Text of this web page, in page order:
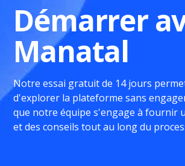
Démarrer
Manatal
Notre essai gratuit de 14 jours
d'explorer la plateforme sans
que notre équipe s'engage à fournir
et des conseils tout au long du